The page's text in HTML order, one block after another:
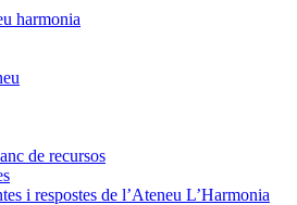
de recursos
i respostes de l’Ateneu L’Harmonia